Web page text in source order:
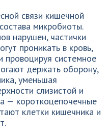
связи кишечной
микробиоты.
нарушен, частички
проникать в кровь,
провоцируя системное
держать оборону,
уменьшая
слизистой и
— короткоцепочечные
клетки кишечника и